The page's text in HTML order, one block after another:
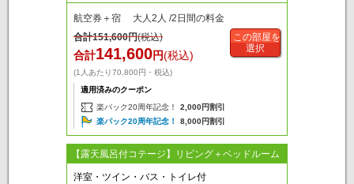
航空券＋宿 大人2人 /2日間の料金
合計151,600円(税込)
合計141,600円(税込)
(1人あたり70,800円・税込)
適用済みのクーポン
楽パック20周年記念！
2,000円割引
楽パック20周年記念！
8,000円割引
この部屋を
選択
【露天風呂付コテージ】リビング＋ベッドルーム
洋室・ツイン・バス・トイレ付